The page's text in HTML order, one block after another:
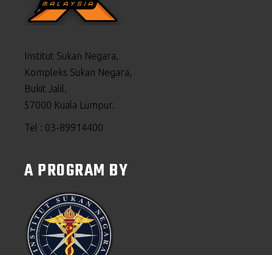
Institut Sukan Negara,
Kompleks Sukan Negara,
Bukit Jalil,
57000 Kuala Lumpur.
Tel : 03-89914400
A PROGRAM BY